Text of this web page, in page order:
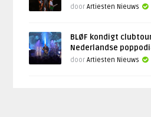
doorArtiesten Nieuws
BLØF kondigt
Nederlandse
doorArtiesten Nieuws